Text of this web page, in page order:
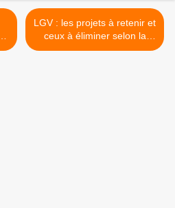
LGV : les projets à retenir et
ceux à éliminer selon la
FNAUT (4) >